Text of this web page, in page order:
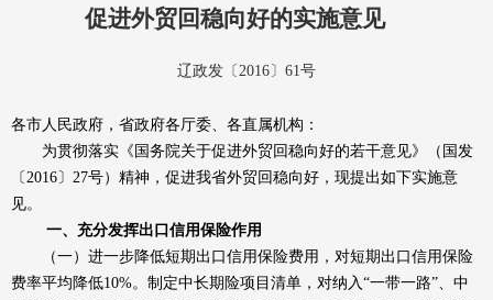
促进外贸回稳向好的实施意见
辽政发〔2016〕61号
各市人民政府，省政府各厅委、各直属机构：
为贯彻落实《国务院关于促进外贸回稳向好的若干意见》（国发
〔2016〕27号）精神，促进我省外贸回稳向好，现提出如下实施意
见。
一、充分发挥出口信用保险作用
（一）进一步降低短期出口信用保险费用，对短期出口信用保险
费率平均降低10%。制定中长期险项目清单，对纳入“一带一路”、中